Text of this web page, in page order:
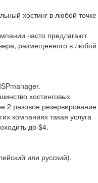
хостинг в любой точке
часто предлагают
размещенного в любой
хостинговых
2 разовое резервирование
компаниях такая услуга
до $4.
или русский).